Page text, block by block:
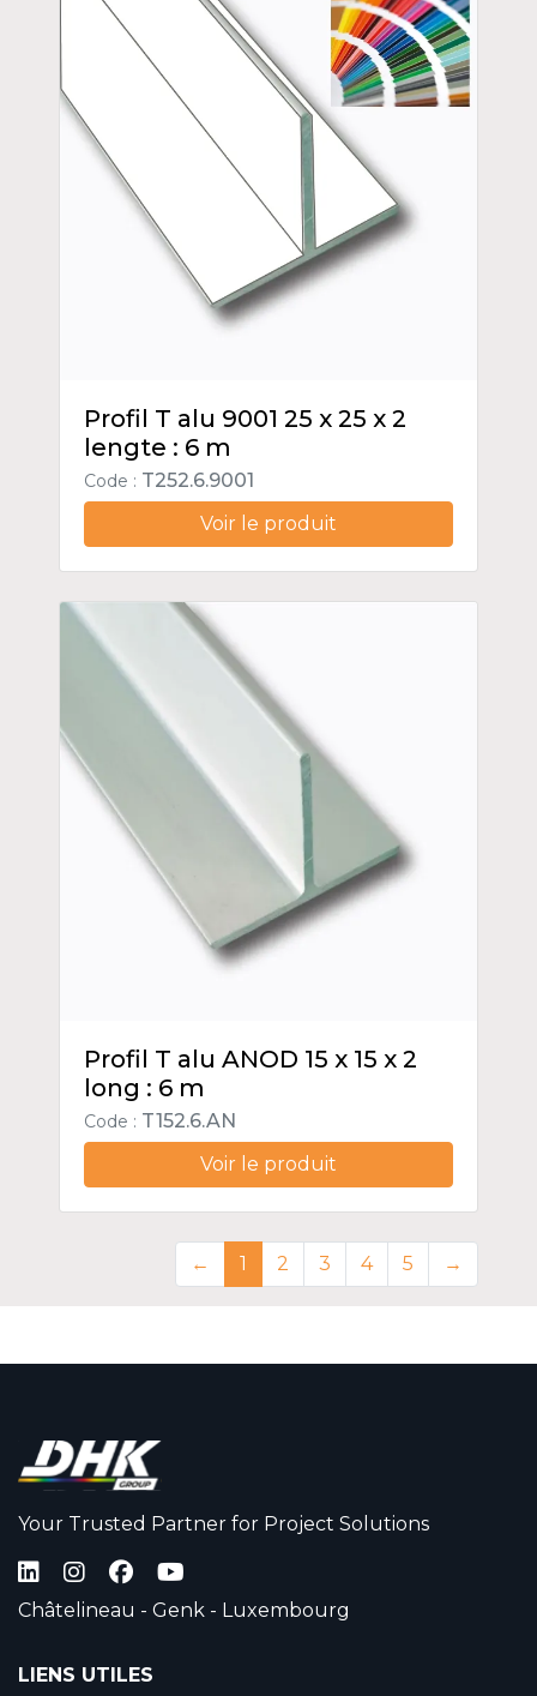
Profil T alu 9001 25 x 25 x 2
lengte : 6 m
Code : T252.6.9001
Voir le produit
Profil T alu ANOD 15 x 15 x 2
long : 6 m
Code : T152.6.AN
Voir le produit
← 1 2 3 4 5 →
Your Trusted Partner for Project Solutions
Châtelineau - Genk - Luxembourg
LIENS UTILES